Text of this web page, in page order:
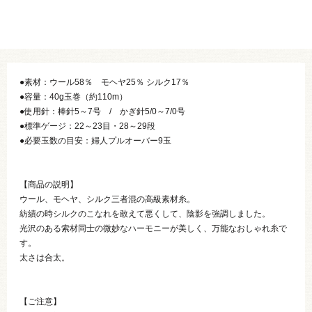
●素材：ウール58％ モヘヤ25％ シルク17％
●容量：40g玉巻（約110m）
●使用針：棒針5～7号 / かぎ針5/0～7/0号
●標準ゲージ：22～23目・28～29段
●必要玉数の目安：婦人プルオーバー9玉
【商品の説明】
ウール、モヘヤ、シルク三者混の高級素材糸。
紡績の時シルクのこなれを敢えて悪くして、陰影を強調しました。
光沢のある索材同士の微妙なハーモニーが美しく、万能なおしゃれ糸で
す。
太さは合太。
【ご注意】